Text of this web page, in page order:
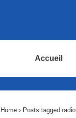
Accueil
Home › Posts tagged radio